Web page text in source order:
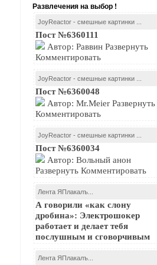
Развлечения на выбор !
JoyReactor - смешные картинки ...
Пост №6360111
Автор: Раввин Развернуть
Комментировать
JoyReactor - смешные картинки ...
Пост №6360048
Автор: Mr.Meier Развернуть
Комментировать
JoyReactor - смешные картинки ...
Пост №6360034
Автор: Вольный анон
Развернуть Комментировать
Лента ЯПлакалъ...
А говорили «как слону
дробина»: Электрошокер
работает и делает тебя
послушным и сговорчивым
Лента ЯПлакалъ...